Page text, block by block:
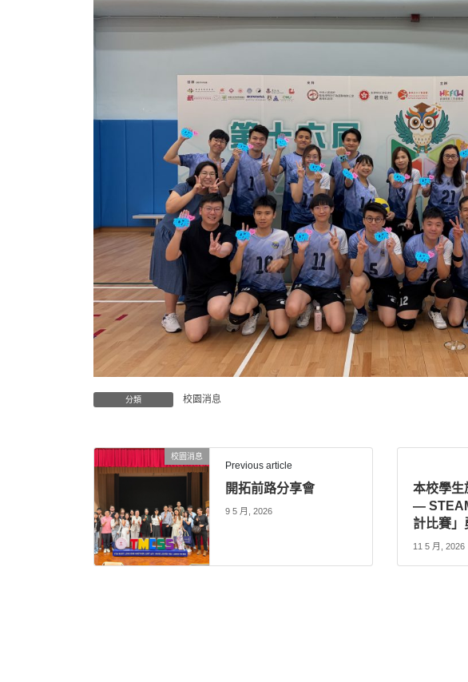
分類 校園消息
校園消息
Previous article
開拓前路分享會
9 5 月, 2026
本校學生
—
計比賽」
11 5 月, 2026